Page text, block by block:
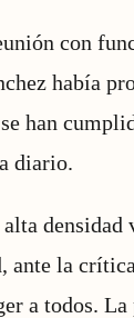
con
había
han
diario.
la
a todos.